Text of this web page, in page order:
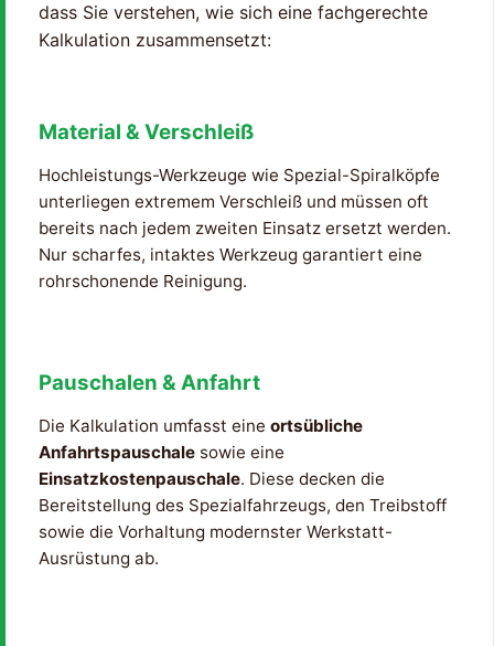
dass Sie verstehen, wie sich eine fachgerechte
Kalkulation zusammensetzt:
Material & Verschleiß
Hochleistungs-Werkzeuge wie Spezial-Spiralköpfe
unterliegen extremem Verschleiß und müssen oft
bereits nach jedem zweiten Einsatz ersetzt werden.
Nur scharfes, intaktes Werkzeug garantiert eine
rohrschonende Reinigung.
Pauschalen & Anfahrt
Die Kalkulation umfasst eine ortsübliche
Anfahrtspauschale sowie eine
Einsatzkostenpauschale. Diese decken die
Bereitstellung des Spezialfahrzeugs, den Treibstoff
sowie die Vorhaltung modernster Werkstatt-
Ausrüstung ab.